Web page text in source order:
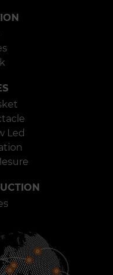
Led